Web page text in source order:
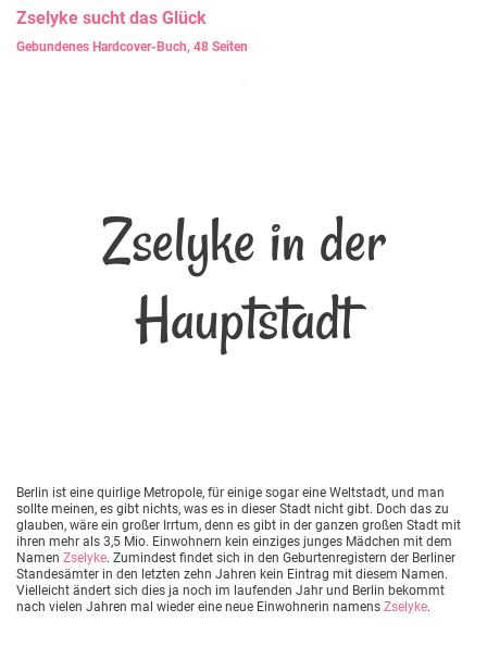
Zselyke sucht das Glück
Gebundenes Hardcover-Buch, 48 Seiten
Zselyke in der
Hauptstadt
Berlin ist eine quirlige Metropole, für einige sogar eine Weltstadt, und man
sollte meinen, es gibt nichts, was es in dieser Stadt nicht gibt. Doch das zu
glauben, wäre ein großer Irrtum, denn es gibt in der ganzen großen Stadt mit
ihren mehr als 3,5 Mio. Einwohnern kein einziges junges Mädchen mit dem
Namen Zselyke. Zumindest findet sich in den Geburtenregistern der Berliner
Standesämter in den letzten zehn Jahren kein Eintrag mit diesem Namen.
Vielleicht ändert sich dies ja noch im laufenden Jahr und Berlin bekommt
nach vielen Jahren mal wieder eine neue Einwohnerin namens Zselyke.